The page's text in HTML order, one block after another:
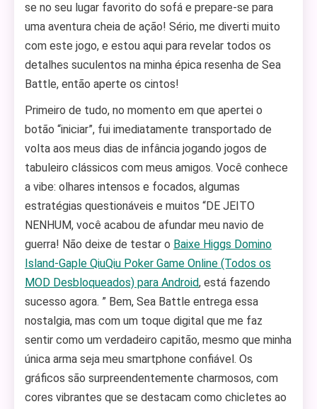
se no seu lugar favorito do sofá e prepare-se para
uma aventura cheia de ação! Sério, me diverti muito
com este jogo, e estou aqui para revelar todos os
detalhes suculentos na minha épica resenha de Sea
Battle, então aperte os cintos!
Primeiro de tudo, no momento em que apertei o
botão “iniciar”, fui imediatamente transportado de
volta aos meus dias de infância jogando jogos de
tabuleiro clássicos com meus amigos. Você conhece
a vibe: olhares intensos e focados, algumas
estratégias questionáveis e muitos “DE JEITO
NENHUM, você acabou de afundar meu navio de
guerra! Não deixe de testar o Baixe Higgs Domino
Island-Gaple QiuQiu Poker Game Online (Todos os
MOD Desbloqueados) para Android, está fazendo
sucesso agora. ” Bem, Sea Battle entrega essa
nostalgia, mas com um toque digital que me faz
sentir como um verdadeiro capitão, mesmo que minha
única arma seja meu smartphone confiável. Os
gráficos são surpreendentemente charmosos, com
cores vibrantes que se destacam como chicletes ao